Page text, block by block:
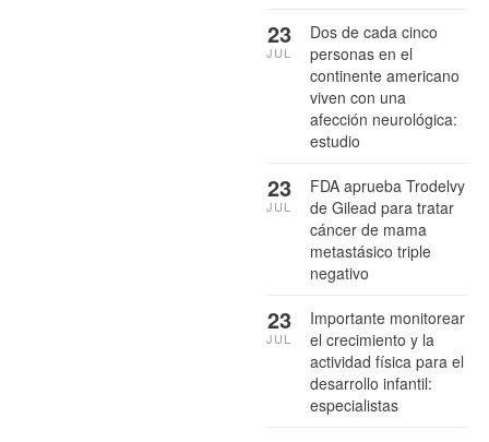
Dos de cada cinco
personas en el
continente americano
viven con una
afección neurológica:
estudio
23
JUL
FDA aprueba Trodelvy
de Gilead para tratar
cáncer de mama
metastásico triple
negativo
23
JUL
Importante monitorear
el crecimiento y la
actividad física para el
desarrollo infantil:
especialistas
23
JUL